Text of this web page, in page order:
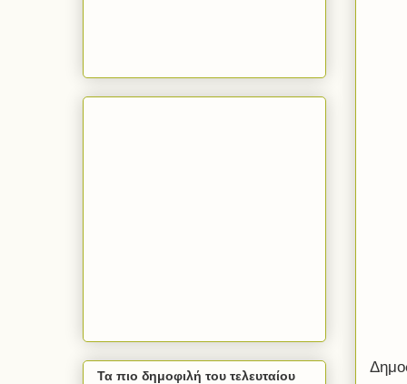
Τα πιο δημοφιλή του τελευταίου